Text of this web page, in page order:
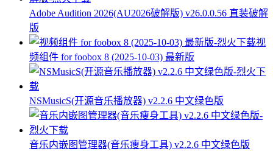
Adobe Audition 2026(AU2026破解版) v26.0.0.56 直装破解
版
视
频组件 for foobox 8 (2025-10-03) 最新版
NSMusicS(开源音乐播放器) v2.2.6 中文绿色版
音乐内嵌图管理器(音乐瘦身工具) v2.2.6 中文绿色版